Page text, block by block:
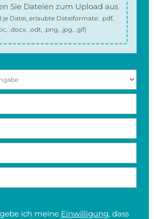
Sie Dateien zum Upload aus
je Datei, erlaubte Dateiformate: .pdf,
.docx, .odt, .png, .jpg, .gif)
ich meine Einwilligung, dass